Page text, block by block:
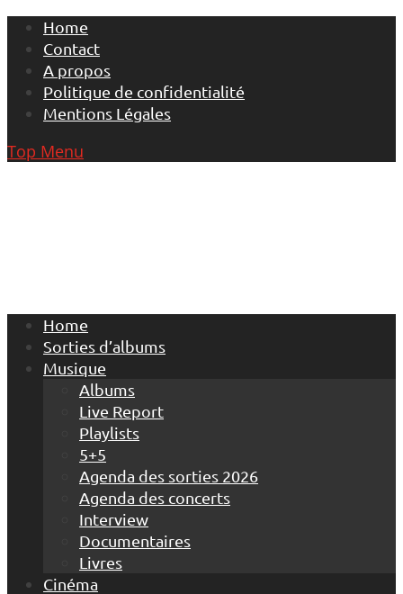
Skip
content
Home
Contact
A propos
Politique de confidentialité
Mentions Légales
Top Menu
Home
Sorties d’albums
Musique
Albums
Live Report
Playlists
5+5
Agenda des sorties 2026
Agenda des concerts
Interview
Documentaires
Livres
Cinéma